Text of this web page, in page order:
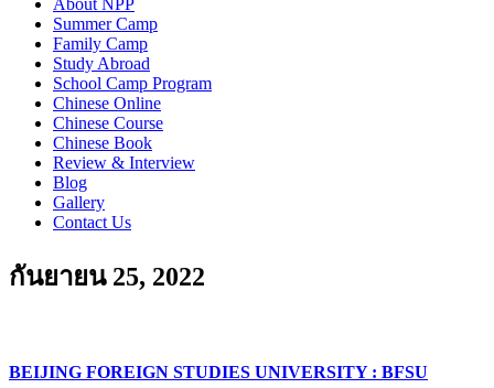
Summer Camp
Family Camp
Study Abroad
School Camp Program
Chinese Online
Chinese Course
Chinese Book
Review & Interview
Blog
Gallery
Contact Us
กันยายน 25, 2022
BEIJING FOREIGN STUDIES UNIVERSITY : BFSU